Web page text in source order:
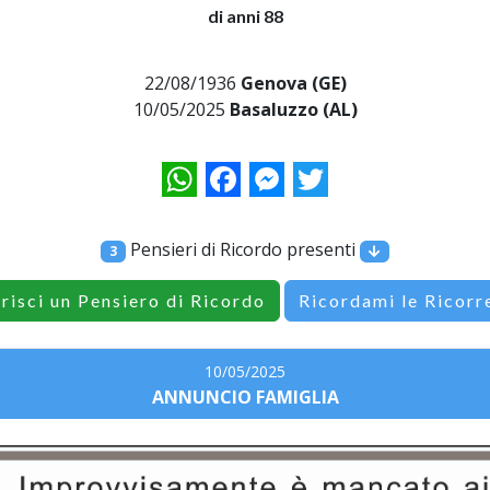
di anni 88
22/08/1936 Genova (GE)
10/05/2025 Basaluzzo (AL)
WhatsAppFacebookMessenger
Twitter
3 Pensieri di Ricordo presenti
un Pensiero di Ricordo Ricordami le
10/05/2025
ANNUNCIO FAMIGLIA